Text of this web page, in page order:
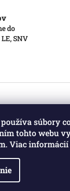
súbory
tohto webu
Viac informácií
do
SNV
vyhradené.